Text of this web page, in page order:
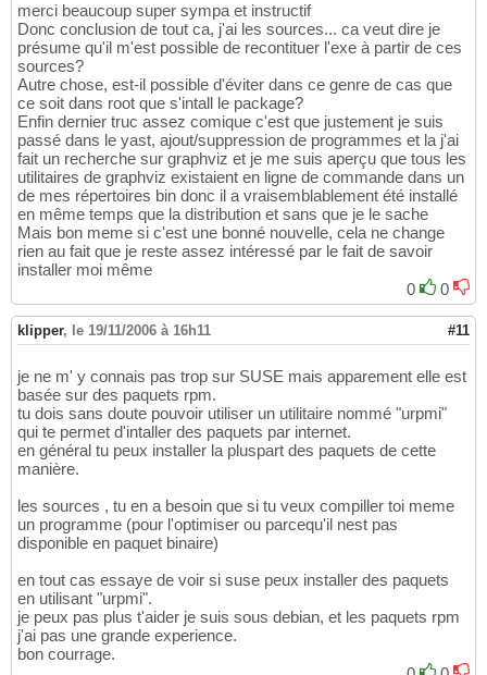
merci beaucoup super sympa et instructif
Donc conclusion de tout ca, j'ai les sources... ca veut dire je
présume qu'il m'est possible de recontituer l'exe à partir de ces
sources?
Autre chose, est-il possible d'éviter dans ce genre de cas que
ce soit dans root que s'intall le package?
Enfin dernier truc assez comique c'est que justement je suis
passé dans le yast, ajout/suppression de programmes et la j'ai
fait un recherche sur graphviz et je me suis aperçu que tous les
utilitaires de graphviz existaient en ligne de commande dans un
de mes répertoires bin donc il a vraisemblablement été installé
en même temps que la distribution et sans que je le sache
Mais bon meme si c'est une bonné nouvelle, cela ne change
rien au fait que je reste assez intéressé par le fait de savoir
installer moi même
0
0
klipper, le 19/11/2006 à 16h11 #11
je ne m' y connais pas trop sur SUSE mais apparement elle est
basée sur des paquets rpm.
tu dois sans doute pouvoir utiliser un utilitaire nommé "urpmi"
qui te permet d'intaller des paquets par internet.
en général tu peux installer la pluspart des paquets de cette
manière.
les sources , tu en a besoin que si tu veux compiller toi meme
un programme (pour l'optimiser ou parcequ'il nest pas
disponible en paquet binaire)
en tout cas essaye de voir si suse peux installer des paquets
en utilisant "urpmi".
je peux pas plus t'aider je suis sous debian, et les paquets rpm
j'ai pas une grande experience.
bon courrage.